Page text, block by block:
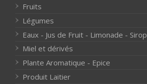
Fruits
Légumes
Eaux - Jus de Fruit - Limonade - Sirop
Miel et dérivés
Plante Aromatique - Epice
Produit Laitier